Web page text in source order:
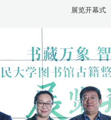
展览开幕式